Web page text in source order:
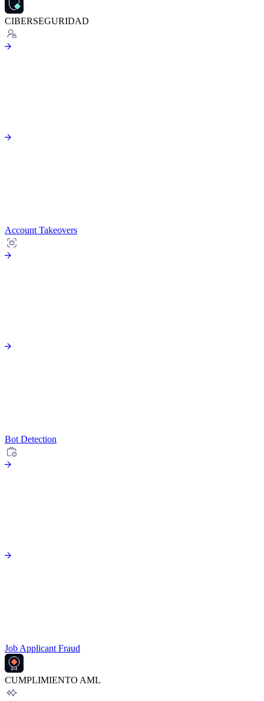
CIBERSEGURIDAD
Account Takeovers
Bot Detection
Job Applicant Fraud
CUMPLIMIENTO AML